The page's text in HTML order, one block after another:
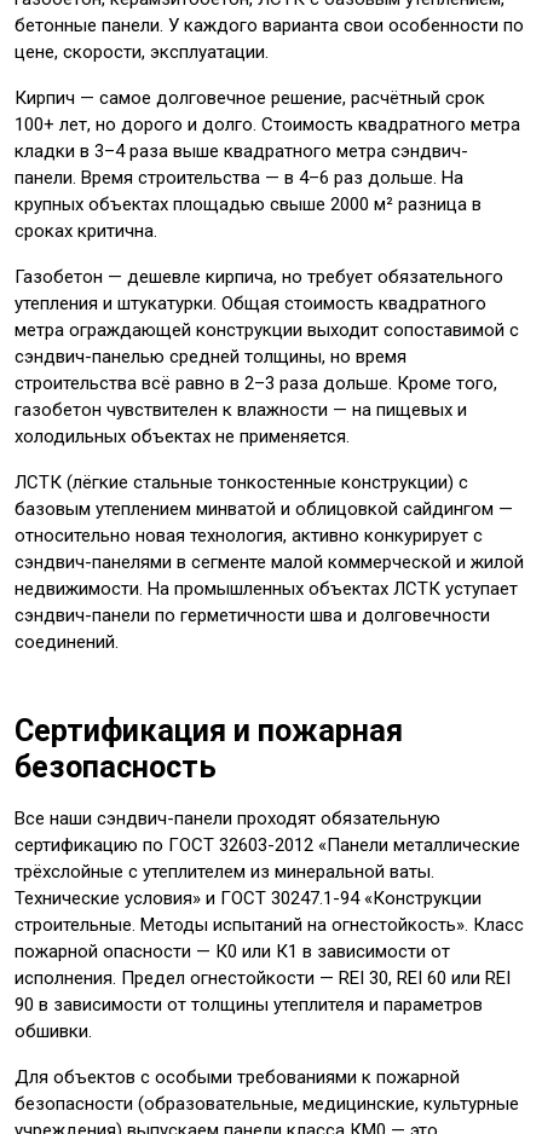
бетонные панели. У каждого варианта свои особенности по
цене, скорости, эксплуатации.
Кирпич — самое долговечное решение, расчётный срок
100+ лет, но дорого и долго. Стоимость квадратного метра
кладки в 3–4 раза выше квадратного метра сэндвич-
панели. Время строительства — в 4–6 раз дольше. На
крупных объектах площадью свыше 2000 м² разница в
сроках критична.
Газобетон — дешевле кирпича, но требует обязательного
утепления и штукатурки. Общая стоимость квадратного
метра ограждающей конструкции выходит сопоставимой с
сэндвич-панелью средней толщины, но время
строительства всё равно в 2–3 раза дольше. Кроме того,
газобетон чувствителен к влажности — на пищевых и
холодильных объектах не применяется.
ЛСТК (лёгкие стальные тонкостенные конструкции) с
базовым утеплением минватой и облицовкой сайдингом —
относительно новая технология, активно конкурирует с
сэндвич-панелями в сегменте малой коммерческой и жилой
недвижимости. На промышленных объектах ЛСТК уступает
сэндвич-панели по герметичности шва и долговечности
соединений.
Сертификация и пожарная
безопасность
Все наши сэндвич-панели проходят обязательную
сертификацию по ГОСТ 32603-2012 «Панели металлические
трёхслойные с утеплителем из минеральной ваты.
Технические условия» и ГОСТ 30247.1-94 «Конструкции
строительные. Методы испытаний на огнестойкость». Класс
пожарной опасности — К0 или К1 в зависимости от
исполнения. Предел огнестойкости — REI 30, REI 60 или REI
90 в зависимости от толщины утеплителя и параметров
обшивки.
Для объектов с особыми требованиями к пожарной
безопасности (образовательные, медицинские, культурные